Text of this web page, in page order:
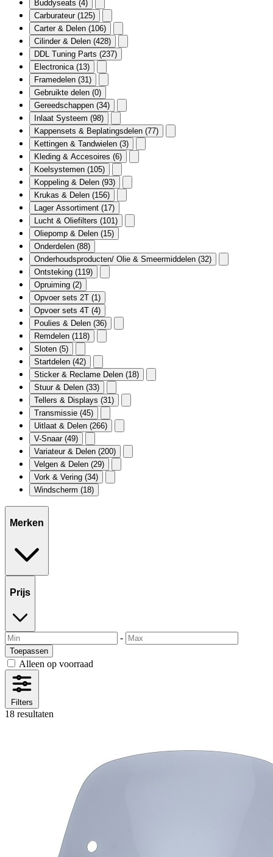
Buddyseats (4)
Carburateur (125)
Carter & Delen (106)
Cilinder & Delen (428)
DDL Tuning Parts (237)
Electronica (13)
Framedelen (31)
Gebruikte delen (0)
Gereedschappen (34)
Inlaat Systeem (98)
Kappensets & Beplatingsdelen (77)
Kettingen & Tandwielen (3)
Kleding & Accesoires (6)
Koelsystemen (105)
Koppeling & Delen (93)
Krukas & Delen (156)
Lager Assortiment (17)
Lucht & Oliefilters (101)
Oliepomp & Delen (15)
Onderdelen (88)
Onderhoudsproducten/ Olie & Smeermiddelen (32)
Ontsteking (119)
Opruiming (2)
Opvoer sets 2T (1)
Opvoer sets 4T (4)
Poulies & Delen (36)
Remdelen (118)
Sloten (5)
Startdelen (42)
Sticker & Reclame Delen (18)
Stuur & Delen (33)
Tellers & Displays (31)
Transmissie (45)
Uitlaat & Delen (266)
V-Snaar (49)
Variateur & Delen (200)
Velgen & Delen (29)
Vork & Vering (34)
Windscherm (18)
Merken
Prijs
-
Toepassen
Alleen op voorraad
Filters
18 resultaten